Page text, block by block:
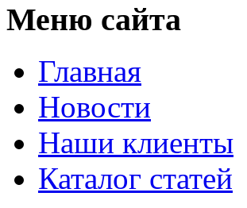
Меню сайта
Главная
Новости
Наши клиенты
Каталог статей